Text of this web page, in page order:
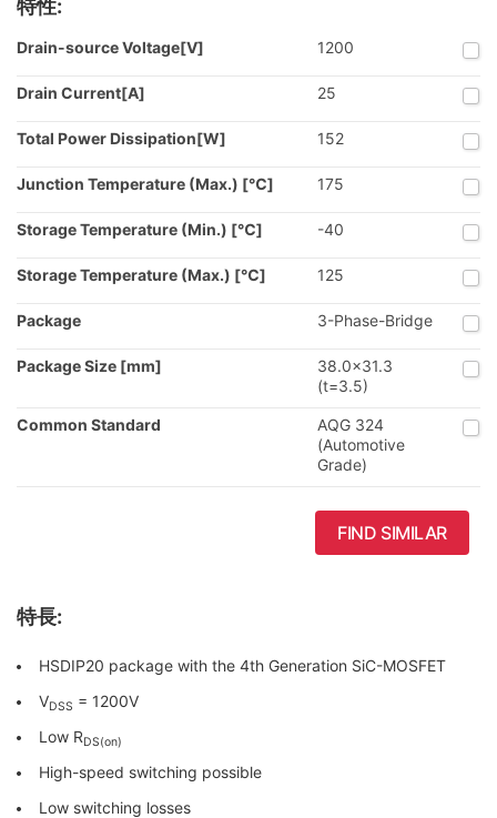
特性:
Drain-source Voltage[V] 1200
Drain Current[A] 25
Total Power Dissipation[W] 152
Junction Temperature (Max.) [℃] 175
Storage Temperature (Min.) [℃] -40
Storage Temperature (Max.) [℃] 125
Package 3-Phase-Bridge
Package Size [mm]
38.0x31.3
(t=3.5)
Common Standard
AQG 324
(Automotive
Grade)
FIND SIMILAR
特長:
HSDIP20 package with the 4th Generation SiC-MOSFET
VDSS = 1200V
Low RDS(on)
High-speed switching possible
Low switching losses